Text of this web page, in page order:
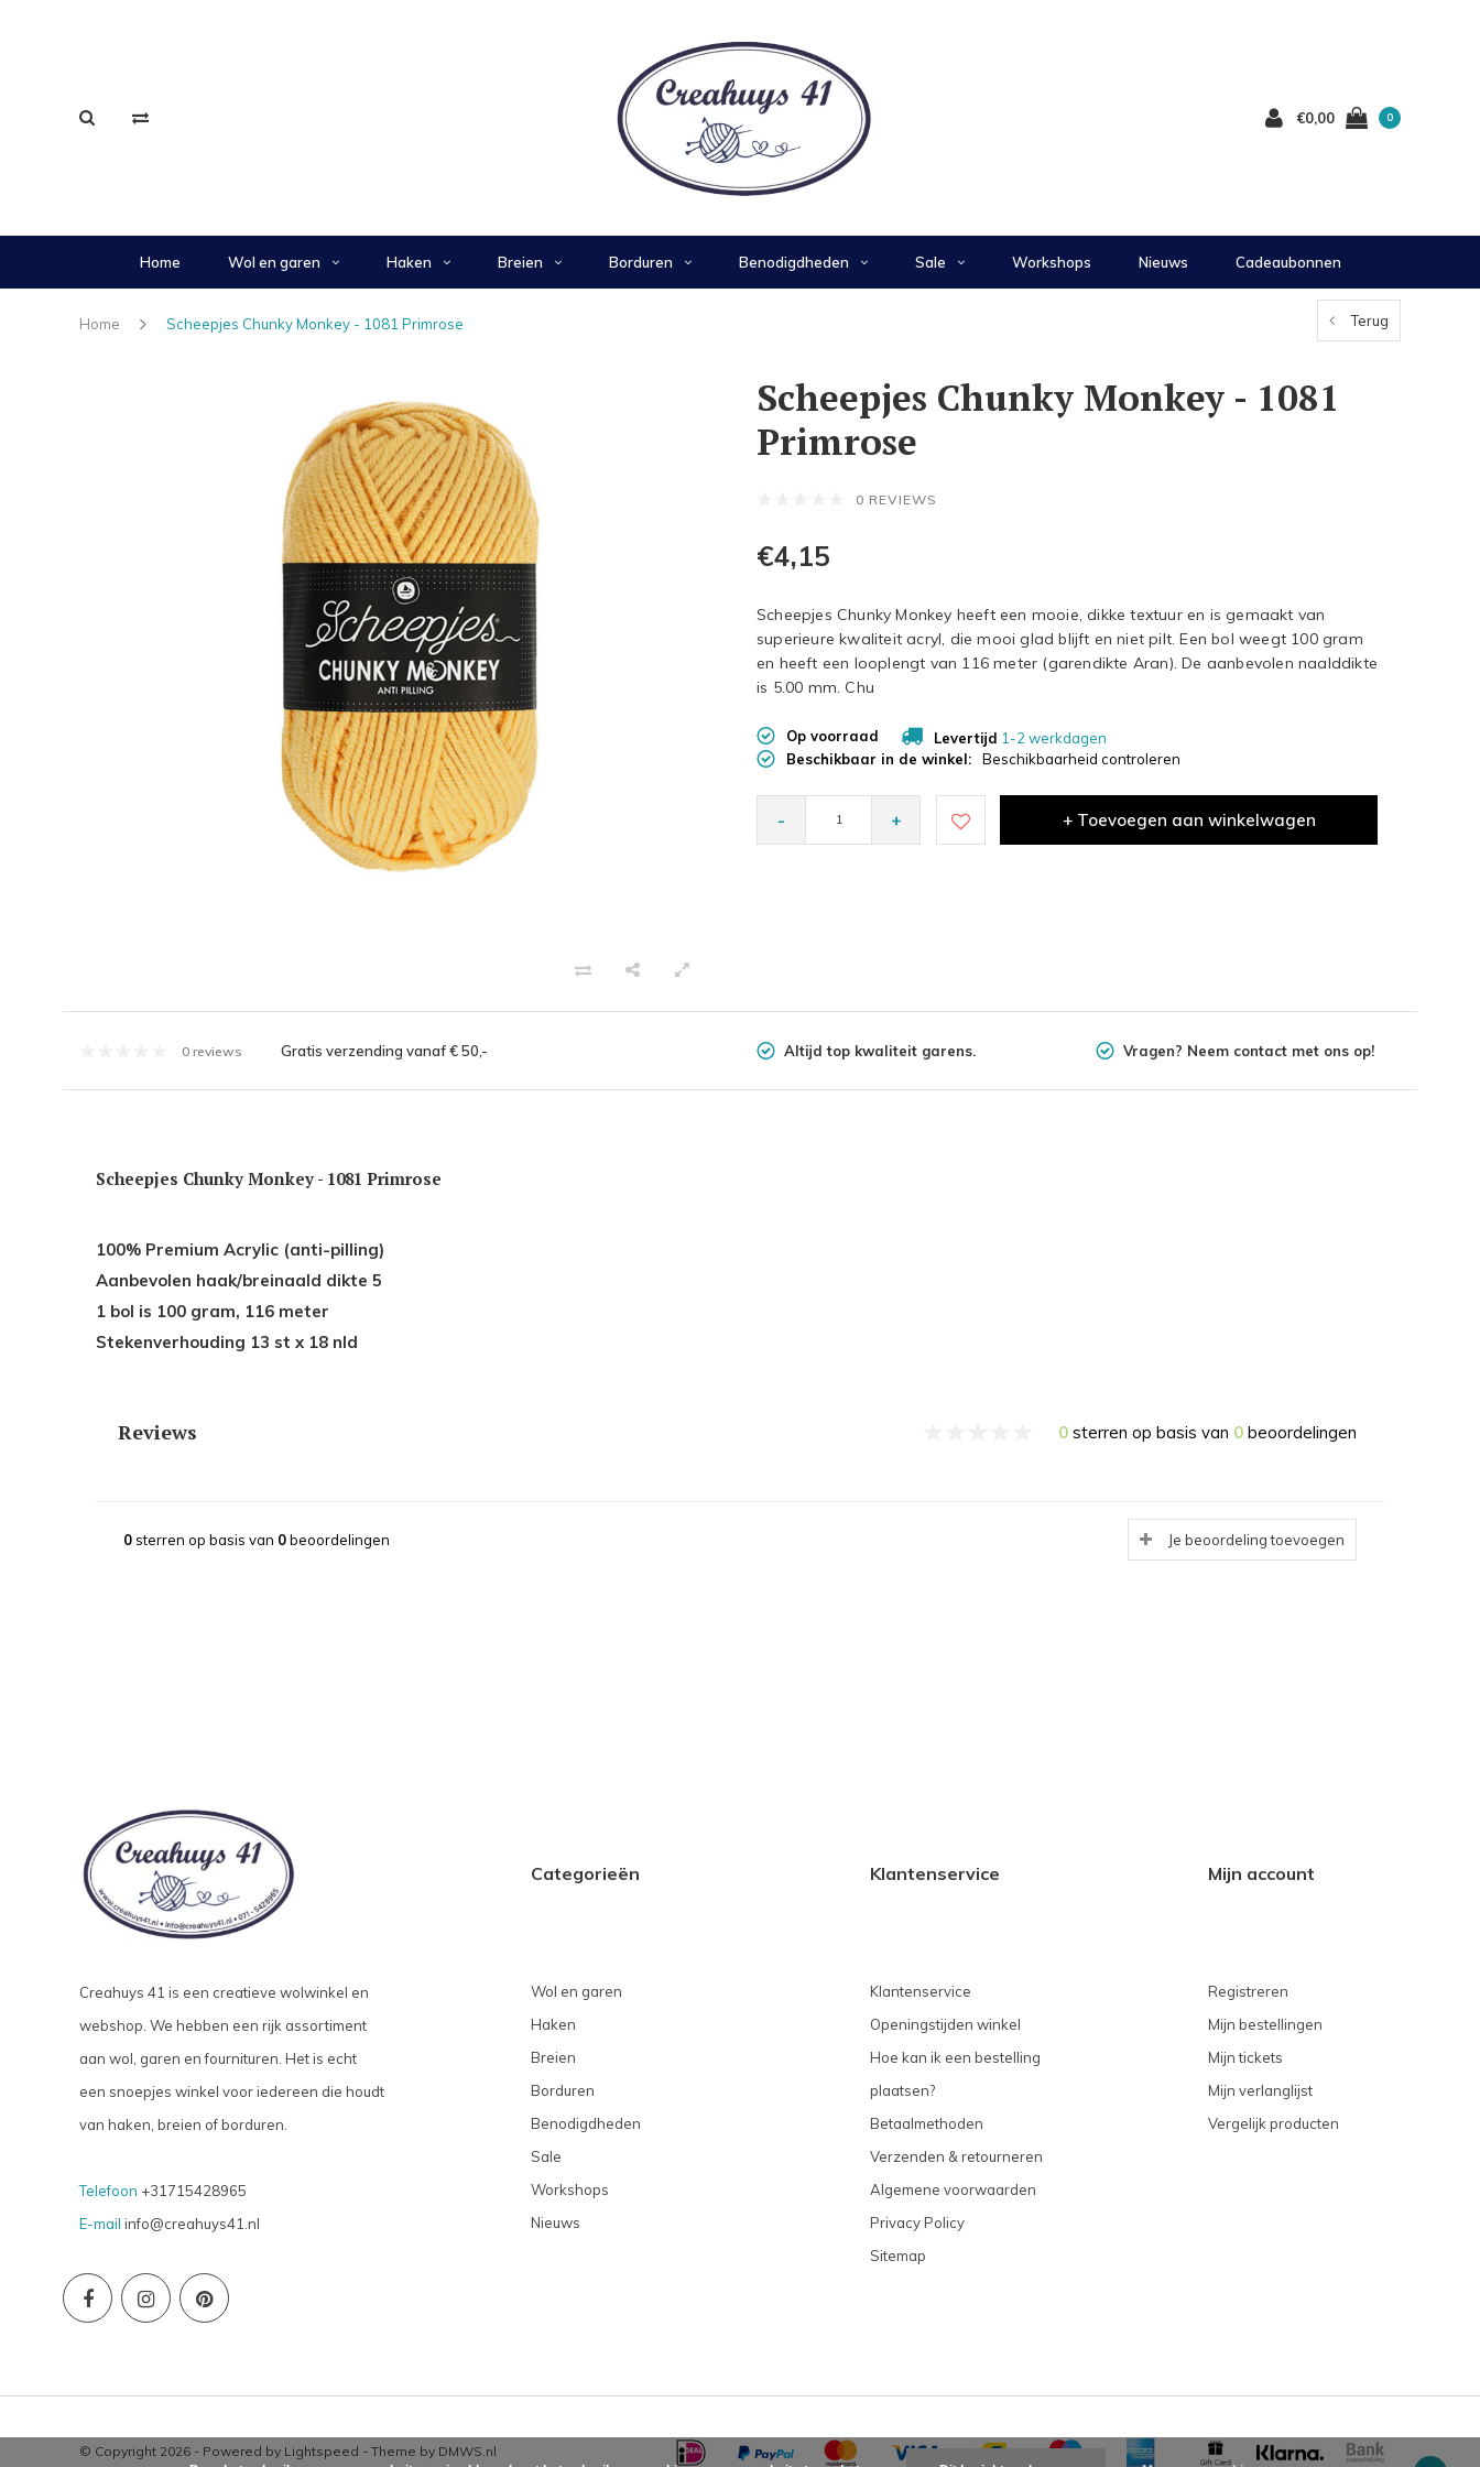
€0,00 0
Home Wol en garen Haken Breien Borduren Benodigdheden Sale Workshops Nieuws Cadeaubonnen
Home Scheepjes Chunky Monkey - 1081 Primrose Terug
Scheepjes Chunky Monkey - 1081
Primrose
0 REVIEWS
€4,15
Scheepjes Chunky Monkey heeft een mooie, dikke textuur en is gemaakt van
superieure kwaliteit acryl, die mooi glad blijft en niet pilt. Een bol weegt 100 gram
en heeft een looplengt van 116 meter (garendikte Aran). De aanbevolen naalddikte
is 5.00 mm. Chu
Op voorraad Levertijd 1-2 werkdagen
Beschikbaar in de winkel:
Beschikbaarheid controleren
- + + Toevoegen aan winkelwagen
0 reviews Gratis verzending vanaf € 50,- Altijd top kwaliteit garens. Vragen? Neem contact met ons op!
Scheepjes Chunky Monkey - 1081 Primrose
100% Premium Acrylic (anti-pilling)
Aanbevolen haak/breinaald dikte 5
1 bol is 100 gram, 116 meter
Stekenverhouding 13 st x 18 nld
Reviews 0 sterren op basis van 0 beoordelingen
0sterren op basis van 0beoordelingen Je beoordeling toevoegen
Creahuys 41 is een creatieve wolwinkel en
webshop. We hebben een rijk assortiment
aan wol, garen en fournituren. Het is echt
een snoepjes winkel voor iedereen die houdt
van haken, breien of borduren.
Telefoon +31715428965
E-mail info@creahuys41.nl
Categorieën
Wol en garen
Haken
Breien
Borduren
Benodigdheden
Sale
Workshops
Nieuws
Klantenservice
Klantenservice
Openingstijden winkel
Hoe kan ik een bestelling
plaatsen?
Betaalmethoden
Verzenden & retourneren
Algemene voorwaarden
Privacy Policy
Sitemap
Mijn account
Registreren
Mijn bestellingen
Mijn tickets
Mijn verlanglijst
Vergelijk producten
© Copyright 2026 - Powered by Lightspeed - Theme by DMWS.nl